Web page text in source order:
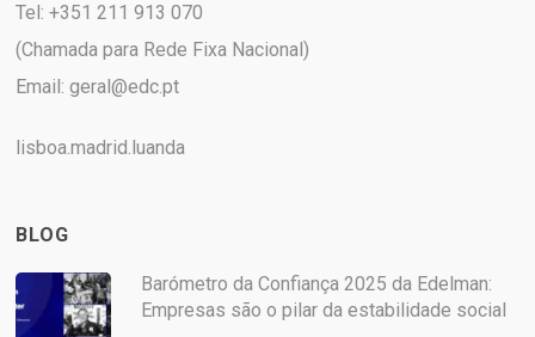
Tel: +351 211 913 070
(Chamada para Rede Fixa Nacional)
Email:geral@edc.pt
lisboa.madrid.luanda
BLOG
Barómetro da Confiança 2025 da Edelman:
Empresas são o pilar da estabilidade social